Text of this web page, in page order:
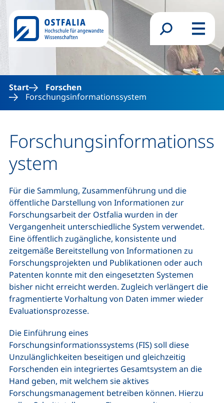
Direkt zum Inhalt
Suchformular
Menü
Start
Forschen
Forschungsinformationssystem
Forschungsinformationss
ystem
Für die Sammlung, Zusammenführung und die
öffentliche Darstellung von Informationen zur
Forschungsarbeit der Ostfalia wurden in der
Vergangenheit unterschiedliche System verwendet.
Eine öffentlich zugängliche, konsistente und
zeitgemäße Bereitstellung von Informationen zu
Forschungsprojekten und Publikationen oder auch
Patenten konnte mit den eingesetzten Systemen
bisher nicht erreicht werden. Zugleich verlängert die
fragmentierte Vorhaltung von Daten immer wieder
Evaluationsprozesse.
Die Einführung eines
Forschungsinformationssystems (FIS) soll diese
Unzulänglichkeiten beseitigen und gleichzeitig
Forschenden ein integriertes Gesamtsystem an die
Hand geben, mit welchem sie aktives
Forschungsmanagement betreiben können. Hierzu